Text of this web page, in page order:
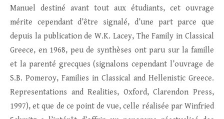
Manuel destiné avant tout aux étudiants, cet ouvrage
mérite cependant d’être signalé, d’une part parce que
depuis la publication de W.K. Lacey, The Family in Classical
Greece, en 1968, peu de synthèses ont paru sur la famille
et la parenté grecques (signalons cependant l’ouvrage de
S.B. Pomeroy, Families in Classical and Hellenistic Greece.
Representations and Realities, Oxford, Clarendon Press,
1997), et que de ce point de vue, celle réalisée par Winfried